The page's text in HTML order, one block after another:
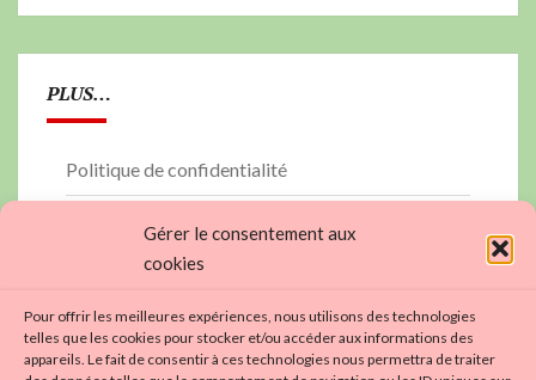
Gérer le consentement aux
cookies
Pour offrir les meilleures expériences, nous utilisons des technologies
telles que les cookies pour stocker et/ou accéder aux informations des
appareils. Le fait de consentir à ces technologies nous permettra de traiter
PLUS…
Politique de confidentialité
PLAN DU SITE
contactez nous…
Politique de cookies (UE)